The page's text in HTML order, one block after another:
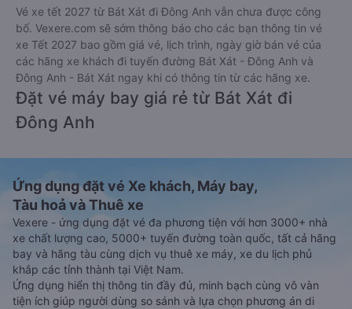
Vé xe tết 2027 từ Bát Xát đi Đông Anh vẫn chưa được công
bố. Vexere.com sẽ sớm thông báo cho các bạn thông tin vé
xe Tết 2027 bao gồm giá vé, lịch trình, ngày giờ bán vé của
các hãng xe khách đi tuyến đường Bát Xát - Đông Anh và
Đông Anh - Bát Xát ngay khi có thông tin từ các hãng xe.
Đặt vé máy bay giá rẻ từ Bát Xát đi
Đông Anh
Ứng dụng đặt vé Xe khách, Máy bay,
Tàu hoả và Thuê xe
Vexere - ứng dụng đặt vé đa phương tiện với hơn 3000+ nhà
xe chất lượng cao, 5000+ tuyến đường toàn quốc, tất cả hãng
bay và hãng tàu cùng dịch vụ thuê xe máy, xe du lịch phủ
khắp các tỉnh thành tại Việt Nam.
Ứng dụng hiển thị thông tin đầy đủ, minh bạch cùng vô vàn
tiện ích giúp người dùng so sánh và lựa chọn phương án di